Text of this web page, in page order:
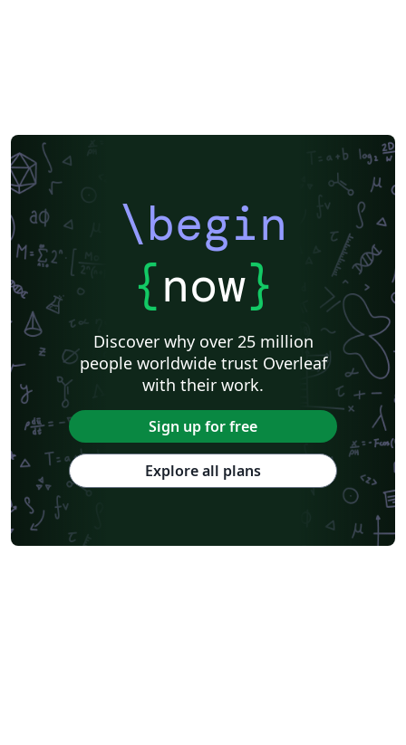
\begin
{now}
Discover why over 25 million
people worldwide trust Overleaf
with their work.
Sign up for free
Explore all plans